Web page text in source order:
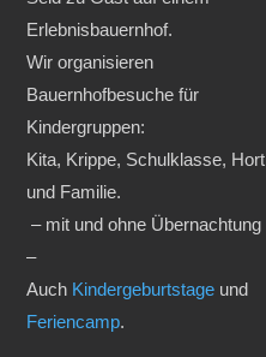
Erlebnisbauernhof.
Wir organisieren
Bauernhofbesuche für
Kindergruppen:
Kita, Krippe, Schulklasse, Hort
und Familie.
– mit und ohne Übernachtung
–
Auch Kindergeburtstage und
Feriencamp.